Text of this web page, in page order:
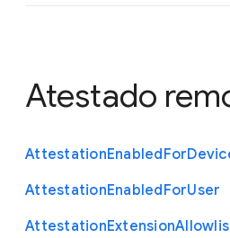
Atestado
AttestationEnabledFor
AttestationEnabledForUser
AttestationExtension